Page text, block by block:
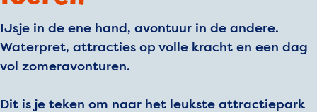
IJsje in de ene hand, avontuur in de andere.
Waterpret, attracties op volle kracht en een dag
vol zomeravonturen.
Dit is je teken om naar het leukste attractiepark